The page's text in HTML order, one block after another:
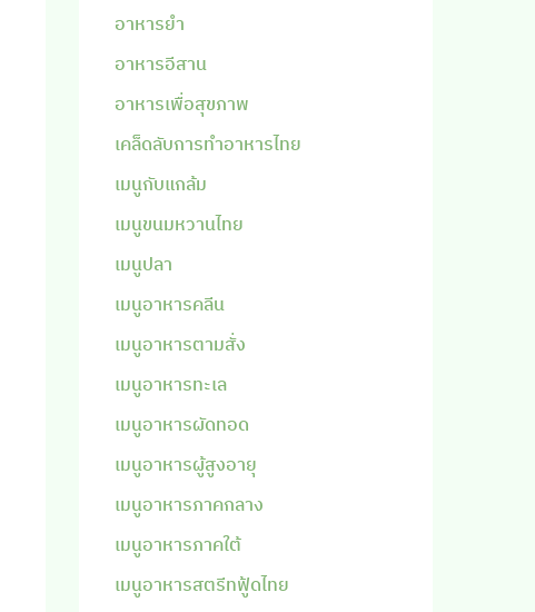
อาหารยำ
อาหารอีสาน
อาหารเพื่อสุขภาพ
เคล็ดลับการทำอาหารไทย
เมนูกับแกล้ม
เมนูขนมหวานไทย
เมนูปลา
เมนูอาหารคลีน
เมนูอาหารตามสั่ง
เมนูอาหารทะเล
เมนูอาหารผัดทอด
เมนูอาหารผู้สูงอายุ
เมนูอาหารภาคกลาง
เมนูอาหารภาคใต้
เมนูอาหารสตรีทฟู้ดไทย